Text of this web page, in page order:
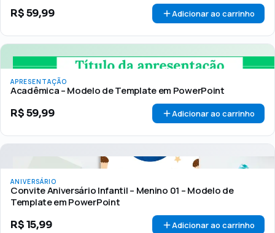
R$59,99 Adicionar ao carrinho
APRESENTAÇÃO
Acadêmica – Modelo de Template em PowerPoint
R$59,99 Adicionar ao carrinho
ANIVERSÁRIO
Convite Aniversário Infantil – Menino 01 – Modelo de
Template em PowerPoint
R$15,99 Adicionar ao carrinho